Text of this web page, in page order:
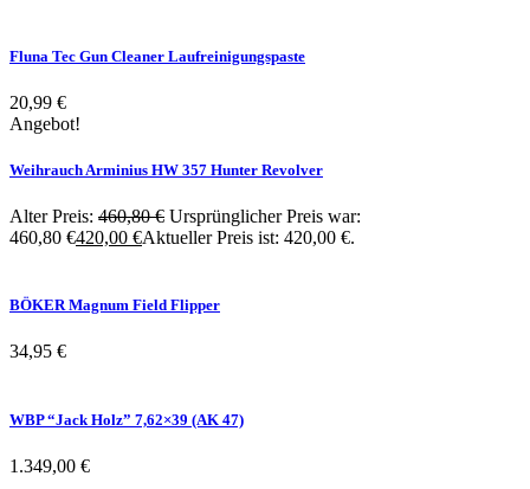
Fluna Tec Gun Cleaner Laufreinigungspaste
20,99 €
Angebot!
Weihrauch Arminius HW 357 Hunter Revolver
Alter Preis: 460,80€ Ursprünglicher Preis war:
460,80 €420,00 €Aktueller Preis ist: 420,00 €.
BÖKER Magnum Field Flipper
34,95 €
WBP “Jack Holz” 7,62×39 (AK 47)
1.349,00 €